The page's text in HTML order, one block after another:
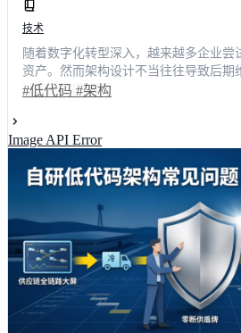
技术
随着数字化转型深入，越来越多企业
资产。然而架构设计不当往往导致后期
术架构师视角，深度剖析元数据驱动、
选型策略，助力企业实现高效敏捷的业
#低代码 #架构
Image API Error